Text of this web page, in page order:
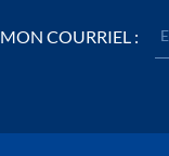
MON COURRIEL :